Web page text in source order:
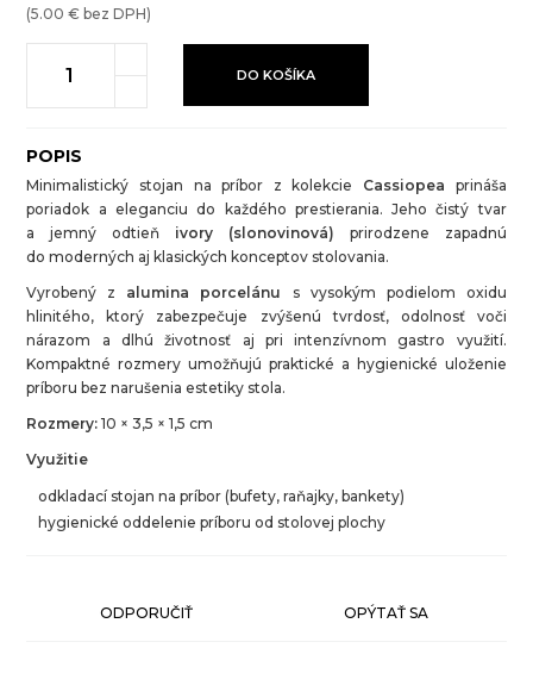
(5.00 € bez DPH)
DO KOŠÍKA
POPIS
Minimalistický stojan na príbor z kolekcie Cassiopea prináša
poriadok a eleganciu do každého prestierania. Jeho čistý tvar
a jemný odtieň ivory (slonovinová) prirodzene zapadnú
do moderných aj klasických konceptov stolovania.
Vyrobený z alumina porcelánu s vysokým podielom oxidu
hlinitého, ktorý zabezpečuje zvýšenú tvrdosť, odolnosť voči
nárazom a dlhú životnosť aj pri intenzívnom gastro využití.
Kompaktné rozmery umožňujú praktické a hygienické uloženie
príboru bez narušenia estetiky stola.
Rozmery: 10 × 3,5 × 1,5 cm
Využitie
odkladací stojan na príbor (bufety, raňajky, bankety)
hygienické oddelenie príboru od stolovej plochy
ODPORUČIŤ OPÝTAŤ SA